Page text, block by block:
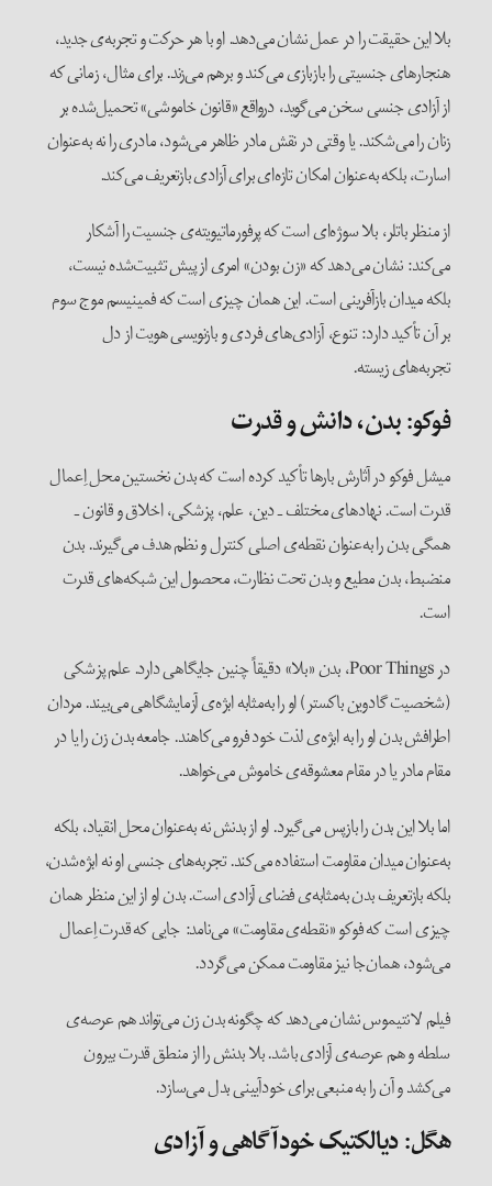
بلا این حقیقت را در عمل نشان می‌دهد. او با هر حرکت و تجربه‌ی جدید،
هنجارهای جنسیتی را بازبازی می‌کند و برهم می‌زند. برای مثال، زمانی که
از آزادی جنسی سخن می‌گوید، درواقع «قانون خاموشی» تحمیل‌شده بر
زنان را می‌شکند. یا وقتی در نقش مادر ظاهر می‌شود، مادری را نه به‌عنوان
اسارت، بلکه به‌عنوان امکان تازه‌ای برای آزادی بازتعریف می‌کند.
از منظر باتلر، بلا سوژه‌ای است که پرفورماتیویته‌ی جنسیت را آشکار
می‌کند: نشان می‌دهد که «زن بودن» امری از پیش تثبیت‌شده نیست،
بلکه میدان بازآفرینی است. این همان چیزی است که فمینیسم موج سوم
بر آن تأکید دارد: تنوع، آزادی‌های فردی و بازنویسی هویت از دل
تجربه‌های زیسته.
فوکو: بدن، دانش و قدرت
میشل فوکو در آثارش بارها تأکید کرده است که بدن نخستین محل اِعمال
قدرت است. نهادهای مختلف ـ دین، علم، پزشکی، اخلاق و قانون ـ
همگی بدن را به‌عنوان نقطه‌ی اصلی کنترل و نظم هدف می‌گیرند. بدن
منضبط، بدن مطیع و بدن تحت نظارت، محصول این شبکه‌های قدرت
است.
در Poor Things، بدن «بلا» دقیقاً چنین جایگاهی دارد. علم پزشکی
(شخصیت گادوین باکستر) او را به‌مثابه ابژه‌ی آزمایشگاهی می‌بیند. مردان
اطرافش بدن او را به ابژه‌ی لذت خود فرو می‌کاهند. جامعه بدن زن را یا در
مقام مادر یا در مقام معشوقه‌ی خاموش می‌خواهد.
اما بلا این بدن را بازپس می‌گیرد. او از بدنش نه به‌عنوان محل انقیاد، بلکه
به‌عنوان میدان مقاومت استفاده می‌کند. تجربه‌های جنسی او نه ابژه‌شدن،
بلکه بازتعریف بدن به‌مثابه‌ی فضای آزادی است. بدن او از این منظر همان
چیزی است که فوکو «نقطه‌ی مقاومت» می‌نامد: جایی که قدرت اِعمال
می‌شود، همان‌جا نیز مقاومت ممکن می‌گردد.
فیلم لانتیموس نشان می‌دهد که چگونه بدن زن می‌تواند هم عرصه‌ی
سلطه و هم عرصه‌ی آزادی باشد. بلا بدنش را از منطق قدرت بیرون
می‌کشد و آن را به منبعی برای خودآیینی بدل می‌سازد.
هگل: دیالکتیک خودآگاهی و آزادی